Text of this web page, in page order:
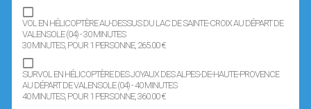
VOL EN HÉLICOPTÈRE AU-DESSUS DU LAC DE SAINTE-CROIX AU DÉPART DE
VALENSOLE (04) - 30 MINUTES
30 MINUTES, POUR 1 PERSONNE, 265.00 €
SURVOL EN HÉLICOPTÈRE DES JOYAUX DES ALPES-DE-HAUTE-PROVENCE
AU DÉPART DE VALENSOLE (04) - 40 MINUTES
40 MINUTES, POUR 1 PERSONNE, 360.00 €